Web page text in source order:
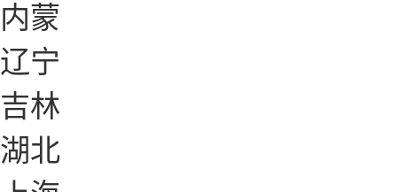
内蒙
辽宁
吉林
湖北